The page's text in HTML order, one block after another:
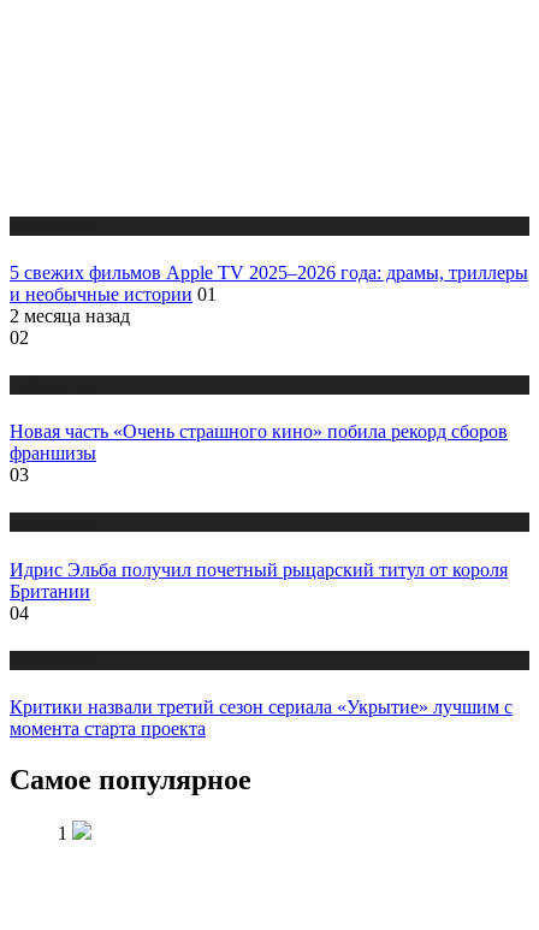
5 свежих фильмов Apple TV 2025–2026 года: драмы, триллеры
и необычные истории 01
2 месяца назад
02
Новая часть «Очень страшного кино» побила рекорд сборов
франшизы
03
Идрис Эльба получил почетный рыцарский титул от короля
Британии
04
Критики назвали третий сезон сериала «Укрытие» лучшим с
момента старта проекта
Самое популярное
1